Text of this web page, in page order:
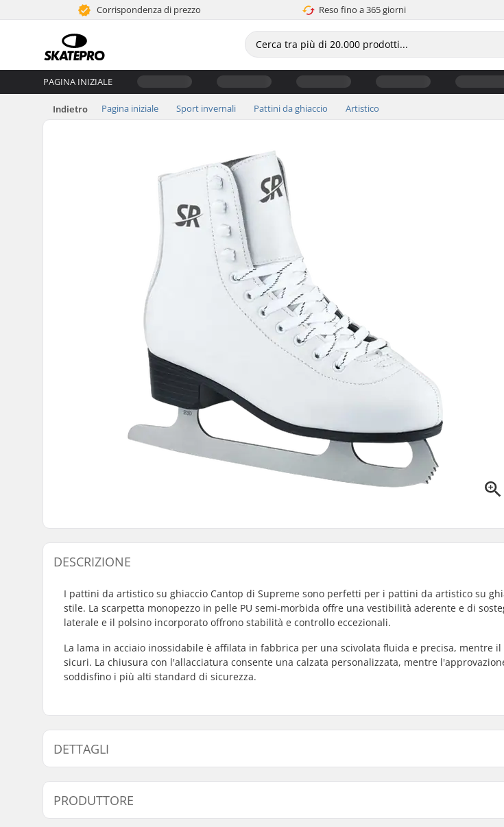
Corrispondenza di prezzo Reso fino a 365 giorni
PAGINA INIZIALE
Indietro Pagina iniziale Sport invernali Pattini da ghiaccio Artistico
DESCRIZIONE
I pattini da artistico su ghiaccio Cantop di Supreme sono perfetti per i pattini da artistico su
stile. La scarpetta monopezzo in pelle PU semi-morbida offre una vestibilità aderente e di
laterale e il polsino incorporato offrono stabilità e controllo eccezionali.
La lama in acciaio inossidabile è affilata in fabbrica per una scivolata fluida e precisa, mentre
sicuri. La chiusura con l'allacciatura consente una calzata personalizzata, mentre
soddisfino i più alti standard di sicurezza.
DETTAGLI
Scarpone/struttura:
Un pezzo, Semi-morbido
Materiale dello scarpone:
Chiusura:
Lacci
PRODUTTORE